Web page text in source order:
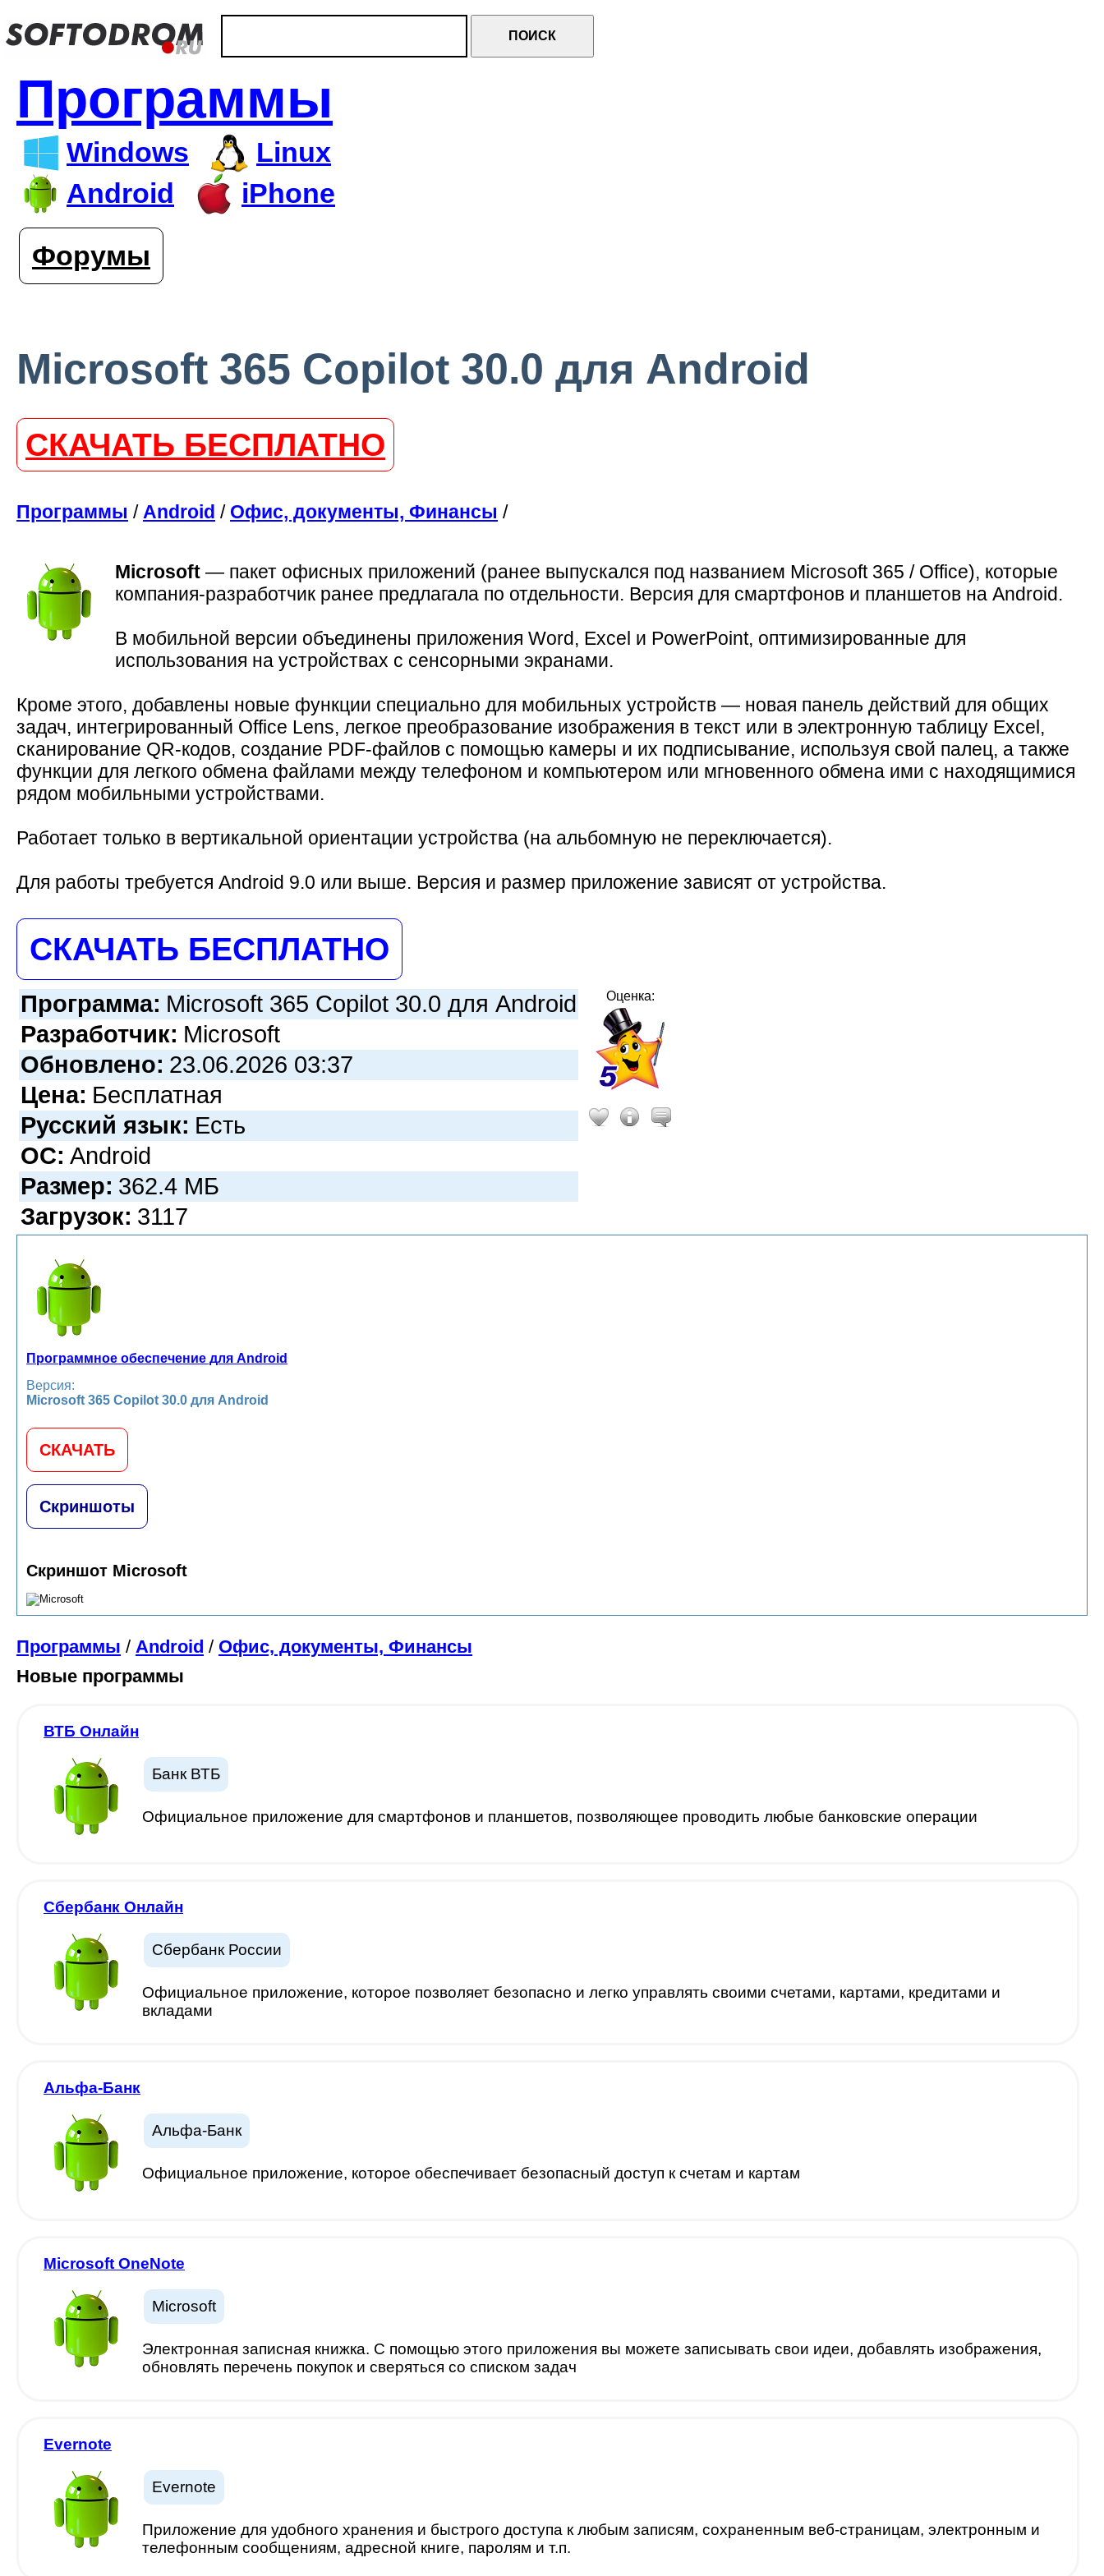
Программы
Windows
Linux
Android
iPhone
Форумы
Microsoft 365 Copilot 30.0 для Android
СКАЧАТЬ БЕСПЛАТНО
Программы / Android / Офис, документы, Финансы /
Microsoft — пакет офисных приложений (ранее выпускался под названием Microsoft 365 / Office), которые
компания-разработчик ранее предлагала по отдельности. Версия для смартфонов и планшетов на Android.
В мобильной версии объединены приложения Word, Excel и PowerPoint, оптимизированные для
использования на устройствах с сенсорными экранами.
Кроме этого, добавлены новые функции специально для мобильных устройств — новая панель действий для общих
задач, интегрированный Office Lens, легкое преобразование изображения в текст или в электронную таблицу Excel,
сканирование QR-кодов, создание PDF-файлов с помощью камеры и их подписывание, используя свой палец, а также
функции для легкого обмена файлами между телефоном и компьютером или мгновенного обмена ими с находящимися
рядом мобильными устройствами.
Работает только в вертикальной ориентации устройства (на альбомную не переключается).
Для работы требуется Android 9.0 или выше. Версия и размер приложение зависят от устройства.
СКАЧАТЬ БЕСПЛАТНО
Программа: Microsoft 365 Copilot 30.0 для Android
Разработчик: Microsoft
Обновлено: 23.06.2026 03:37
Цена: Бесплатная
Русский язык: Есть
ОС: Android
Размер: 362.4 МБ
Загрузок: 3117
Оценка:
Программное обеспечение для Android
Версия:
Microsoft 365 Copilot 30.0 для Android
СКАЧАТЬ
Скриншоты
Скриншот Microsoft
Программы / Android / Офис, документы, Финансы
Новые программы
ВТБ Онлайн
Банк ВТБ
Официальное приложение для смартфонов и планшетов, позволяющее проводить любые банковские операции
Сбербанк Онлайн
Сбербанк России
Официальное приложение, которое позволяет безопасно и легко управлять своими счетами, картами, кредитами и
вкладами
Альфа-Банк
Альфа-Банк
Официальное приложение, которое обеспечивает безопасный доступ к счетам и картам
Microsoft OneNote
Microsoft
Электронная записная книжка. С помощью этого приложения вы можете записывать свои идеи, добавлять изображения,
обновлять перечень покупок и сверяться со списком задач
Evernote
Evernote
Приложение для удобного хранения и быстрого доступа к любым записям, сохраненным веб-страницам, электронным и
телефонным сообщениям, адресной книге, паролям и т.п.